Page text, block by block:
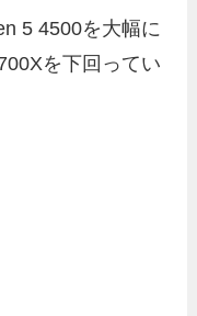
5 4500を大幅に
を下回ってい